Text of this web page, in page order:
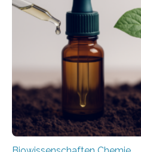
Art einer neuen Gattung
nun den Namen
fossile Nachweis einer
stellt gleichzeitig den ersten
Mückenlarve aus dem